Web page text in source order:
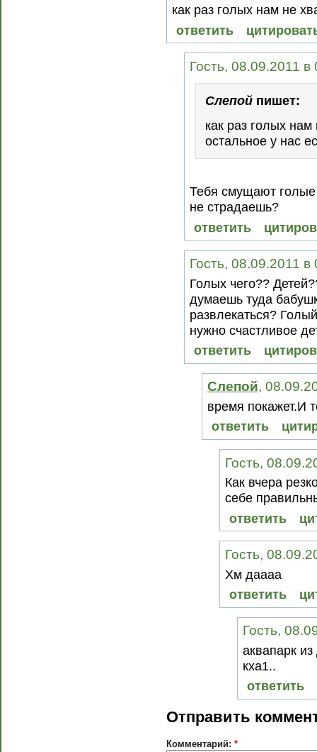
как раз голых нам не
ответить
Гость, 08.09.2011
Слепойпишет:
как раз голых нам
остальное у нас
Тебя смущают
не страдаешь?
ответить
Гость, 08.09.2011
Голых чего??
думаешь туда
развлекаться?
нужно счастливое
ответить
Слепой,
время покажет.И
ответить
Гость,
Как вчера
себе
ответить
Гость,
Хм даааа
ответить
Гость,
аквапарк
кха1..
ответить
Отправить
Комментарий: *